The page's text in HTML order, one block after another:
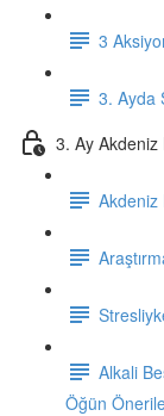
3
3. Ayda
3. Ay
Akdeniz
Alkali
Öğün